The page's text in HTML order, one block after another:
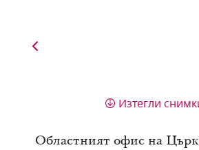
Изтегли
Областният офис на